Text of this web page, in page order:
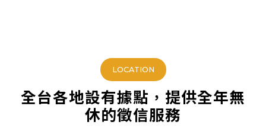
LOCATION
全台各地設有據點，提供全年無
休的徵信服務